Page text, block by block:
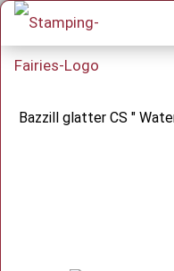
Bazzill glatter CS "